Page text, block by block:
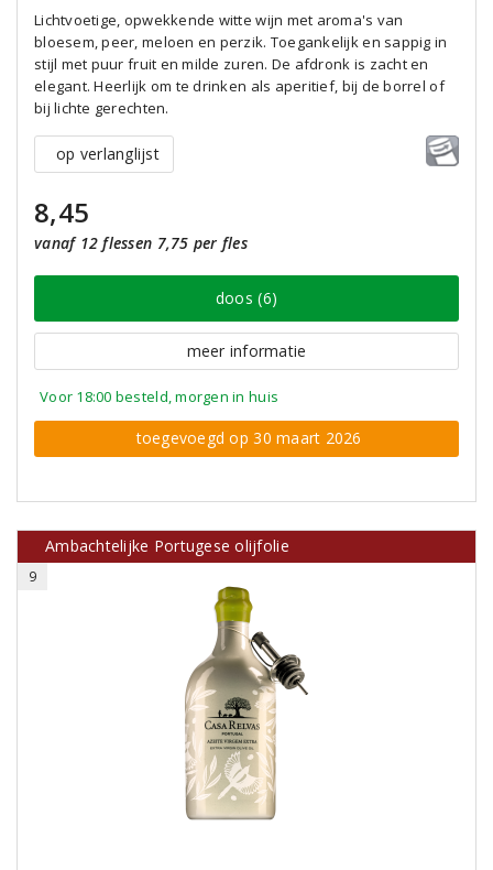
Lichtvoetige, opwekkende witte wijn met aroma's van
bloesem, peer, meloen en perzik. Toegankelijk en sappig in
stijl met puur fruit en milde zuren. De afdronk is zacht en
elegant. Heerlijk om te drinken als aperitief, bij de borrel of
bij lichte gerechten.
op verlanglijst
8,45
vanaf 12 flessen 7,75 per fles
doos (6)
meer informatie
Voor 18:00 besteld, morgen in huis
toegevoegd op 30 maart 2026
Ambachtelijke Portugese olijfolie
9